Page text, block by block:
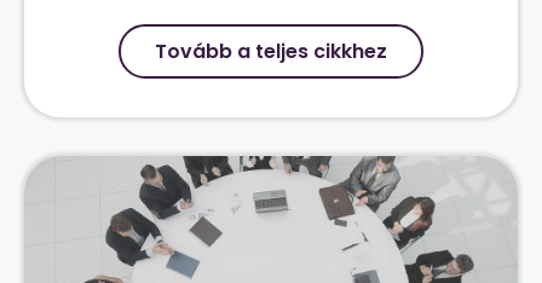
Tovább a teljes cikkhez